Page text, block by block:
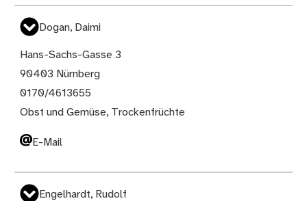
Dogan, Daimi
Hans-Sachs-Gasse 3
90403 Nürnberg
0170/4613655
Obst und Gemüse, Trockenfrüchte
E-Mail
Engelhardt, Rudolf